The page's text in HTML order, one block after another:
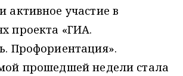
активное участие в
проекта «ГИА.
Профориентация».
прошедшей недели стала